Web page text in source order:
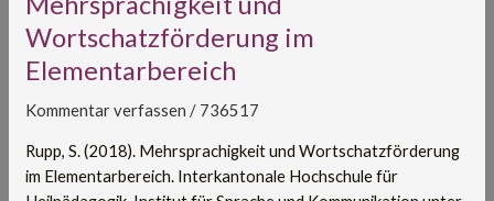
Wortschatzförderung im
Elementarbereich
Kommentar verfassen / 736517
Rupp, S. (2018). Mehrsprachigkeit und Wortschatzförderung
im Elementarbereich. Interkantonale Hochschule für
Wortschatzförderung
im